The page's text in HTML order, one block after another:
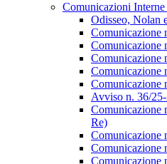
Comunicazioni Interne
Odisseo, Nolan
Comunicazione
Comunicazione
Comunicazione
Comunicazione
Comunicazione
Avviso n. 36/
Comunicazione
Re)
Comunicazione
Comunicazione
Comunicazione